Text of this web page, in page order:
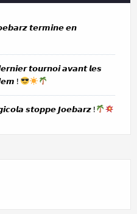
𝙩𝙚𝙧𝙢𝙞𝙣𝙚 𝙚𝙣
𝙩𝙤𝙪𝙧𝙣𝙤𝙞 𝙖𝙫𝙖𝙣𝙩 𝙡𝙚𝙨
!
𝙨𝙩𝙤𝙥𝙥𝙚 𝙅𝙤𝙚𝙗𝙖𝙧𝙯 !